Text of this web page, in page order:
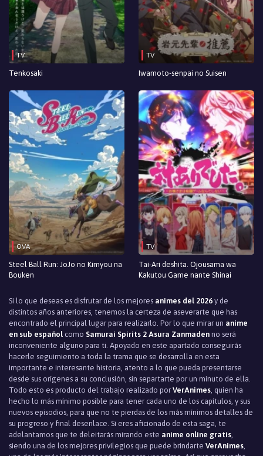
TV
Tenkosaki
TV
Iwamoto-senpai no Suisen
OVA
Steel Ball Run: JoJo no Kimyou na
Bouken
TV
Tai-Ari deshita. Ojousama wa
Kakutou Game nante Shinai
Si lo que deseas es disfrutar de los mejores animes del 2026 y de
distintos años anteriores, tenemos la certeza de aseverarte que has
encontrado el principal lugar para realizarlo. Por lo que mirar un anime
en sub español como Samurai Spirits 2 Asura Zanmaden no será
inconveniente alguno para ti. Apoyado en este apartado conseguirás
hacerle seguimiento a toda la trama que se desarrolla en esta
importante e interesante historia, atento a lo que pueda presentarse
desde sus orígenes a su conclusión, sin separtarte por un minuto de ella.
Todo esto es producto del trabajo realizado por VerAnimes , quien ha
hecho lo más mínimo posible para tener cada uno de los capítulos, y sus
nuevos episodios, para que no te pierdas de los más mínimos detalles de
su progreso y final desenlace. Si eres aficionado de esta saga, te
adelantamos que te deleitarás mirando este anime online gratis
siendo una de los mejores privilegios que puede brindarte VerAnimes